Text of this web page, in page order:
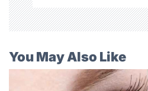
You May Also Like